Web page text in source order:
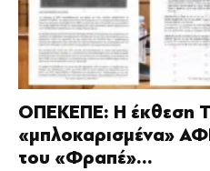
ΟΠΕΚΕΠΕ: Η έκθεση
«μπλοκαρισμένα»
του «Φραπέ»...